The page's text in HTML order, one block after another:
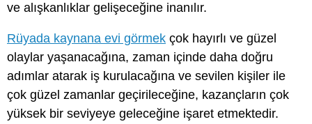
ve alışkanlıklar gelişeceğine inanılır.
Rüyada kaynana evi görmek çok hayırlı ve güzel
olaylar yaşanacağına, zaman içinde daha doğru
adımlar atarak iş kurulacağına ve sevilen kişiler ile
çok güzel zamanlar geçirileceğine, kazançların çok
yüksek bir seviyeye geleceğine işaret etmektedir.